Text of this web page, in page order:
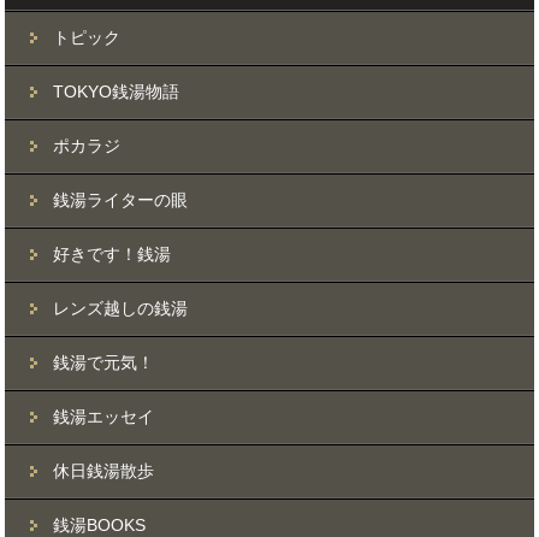
トピック
TOKYO銭湯物語
ポカラジ
銭湯ライターの眼
好きです！銭湯
レンズ越しの銭湯
銭湯で元気！
銭湯エッセイ
休日銭湯散歩
銭湯BOOKS